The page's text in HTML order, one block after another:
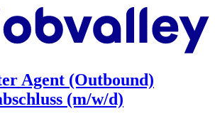
Agent (Outbound)
(m/w/d)